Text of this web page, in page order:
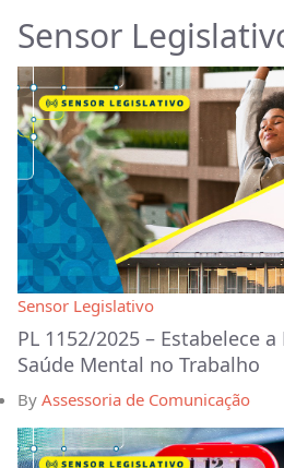
Sensor
Sensor Legislativo
PL 1152/2025 – Estabelece
Saúde Mental no Trabalho
By Assessoria de Comunicação